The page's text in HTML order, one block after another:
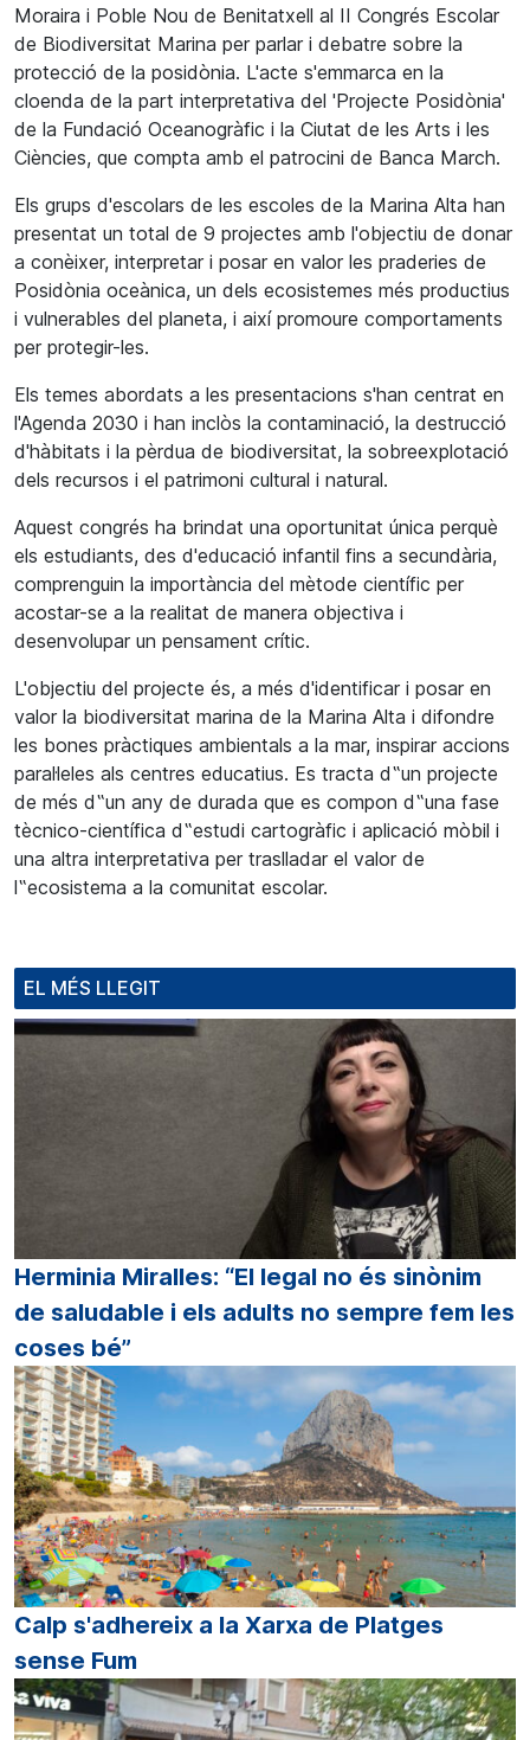
Moraira i Poble Nou de Benitatxell al II Congrés Escolar
de Biodiversitat Marina per parlar i debatre sobre la
protecció de la posidònia. L'acte s'emmarca en la
cloenda de la part interpretativa del 'Projecte Posidònia'
de la Fundació Oceanogràfic i la Ciutat de les Arts i les
Ciències, que compta amb el patrocini de Banca March.
Els grups d'escolars de les escoles de la Marina Alta han
presentat un total de 9 projectes amb l'objectiu de donar
a conèixer, interpretar i posar en valor les praderies de
Posidònia oceànica, un dels ecosistemes més productius
i vulnerables del planeta, i així promoure comportaments
per protegir-les.
Els temes abordats a les presentacions s'han centrat en
l'Agenda 2030 i han inclòs la contaminació, la destrucció
d'hàbitats i la pèrdua de biodiversitat, la sobreexplotació
dels recursos i el patrimoni cultural i natural.
Aquest congrés ha brindat una oportunitat única perquè
els estudiants, des d'educació infantil fins a secundària,
comprenguin la importància del mètode científic per
acostar-se a la realitat de manera objectiva i
desenvolupar un pensament crític.
L'objectiu del projecte és, a més d'identificar i posar en
valor la biodiversitat marina de la Marina Alta i difondre
les bones pràctiques ambientals a la mar, inspirar accions
paral·leles als centres educatius. Es tracta d‟un projecte
de més d‟un any de durada que es compon d‟una fase
tècnico-científica d‟estudi cartogràfic i aplicació mòbil i
una altra interpretativa per traslladar el valor de
l‟ecosistema a la comunitat escolar.
EL MÉS LLEGIT
Herminia Miralles: “El legal no és sinònim
de saludable i els adults no sempre fem les
coses bé”
Calp s'adhereix a la Xarxa de Platges
sense Fum